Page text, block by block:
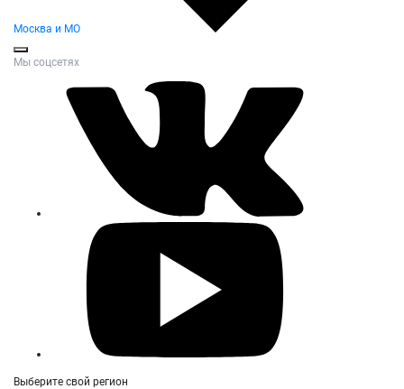
Москва и МО
Мы соцсетях
Выберите свой регион